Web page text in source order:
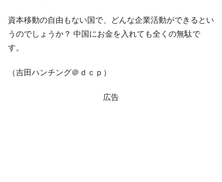
資本移動の自由もない国で、どんな企業活動ができるとい
うのでしょうか？ 中国にお金を入れても全くの無駄で
す。
（吉田ハンチング＠ｄｃｐ）
広告